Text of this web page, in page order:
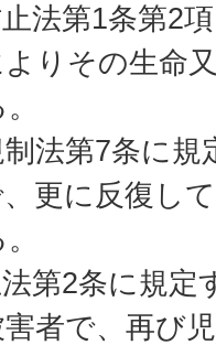
法第1条第2
りその生命
法第7条に
更に反復し
第2条に規
者で、再び